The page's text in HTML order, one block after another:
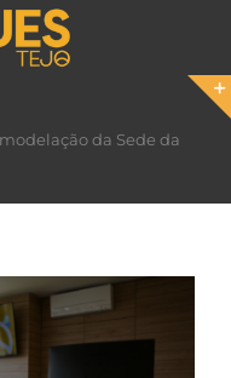
da Sede da